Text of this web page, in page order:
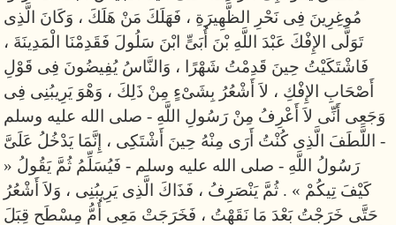
مُوغِرِينَ فِى نَحْرِ الظَّهِيرَةِ ، فَهَلَكَ مَنْ هَلَكَ ، وَكَانَ الَّذِى
تَوَلَّى الإِفْكَ عَبْدَ اللَّهِ بْنَ أُبَىٍّ ابْنَ سَلُولَ فَقَدِمْنَا الْمَدِينَةَ ،
فَاشْتَكَيْتُ حِينَ قَدِمْتُ شَهْرًا ، وَالنَّاسُ يُفِيضُونَ فِى قَوْلِ
أَصْحَابِ الإِفْكِ ، لاَ أَشْعُرُ بِشَىْءٍ مِنْ ذَلِكَ ، وَهْوَ يَرِيبُنِى فِى
وَجَعِى أَنِّى لاَ أَعْرِفُ مِنْ رَسُولِ اللَّهِ - صلى الله عليه وسلم
- اللَّطَفَ الَّذِى كُنْتُ أَرَى مِنْهُ حِينَ أَشْتَكِى ، إِنَّمَا يَدْخُلُ عَلَىَّ
رَسُولُ اللَّهِ - صلى الله عليه وسلم - فَيُسَلِّمُ ثُمَّ يَقُولُ «
كَيْفَ تِيكُمْ » . ثُمَّ يَنْصَرِفُ ، فَذَاكَ الَّذِى يَرِيبُنِى ، وَلاَ أَشْعُرُ
حَتَّى خَرَجْتُ بَعْدَ مَا نَقَهْتُ ، فَخَرَجَتْ مَعِى أُمُّ مِسْطَحٍ قِبَلَ